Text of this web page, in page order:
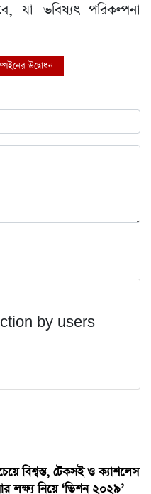
যা ভবিষ্যৎ পরিকল্পনা
উদ্বোধন
by users
বিশ্বস্ত, টেকসই ও ক্যাশলেস
লক্ষ্য নিয়ে ‘ভিশন ২০২৯’